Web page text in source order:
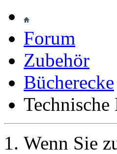
Forum
Zubehör
Bücherecke
Technische
Wenn Sie